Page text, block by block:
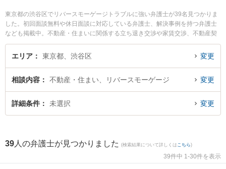
東京都の渋谷区でリバースモーゲージトラブルに強い弁護士が39名見つかりま
した。初回面談無料や休日面談に対応している弁護士、解決事例を持つ弁護士
なども掲載中。不動産・住まいに関係する立ち退き交渉や家賃交渉、不動産契
約解除等の細かな分野での絞り込み検索もでき便利です。特に渋谷ブレイン法
律事務所の髙橋 佳久弁護士やBEARD法律事務所の澁谷 望弁護士、ワンオネス
ブルのトラブルを今すぐに弁護士に相談したい』『リバースモーゲージトラブ
ルのトラブル解決の実績豊富な近くの弁護士を検索したい』『初回相談無料で
リバースモーゲージトラブルを法律相談できる渋谷区内の弁護士に相談予約し
エリア 東京都、渋谷区 変更
相談内容 不動産・住まい、リバースモーゲージ 変更
詳細条件 未選択 変更
39 人の弁護士が見つかりました (検索結果について詳しくは こちら)
39件中 1-30件を表示